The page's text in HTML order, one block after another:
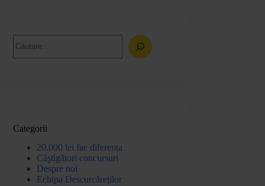
Categorii
20.000 lei fac diferența
Câștigători concursuri
Despre noi
Echipa Descurcăreților